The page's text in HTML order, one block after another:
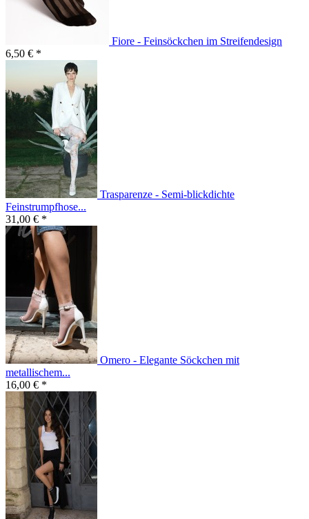
Fiore - Feinsöckchen im Streifendesign
6,50 € *
Trasparenze - Semi-blickdichte
Feinstrumpfhose...
31,00 € *
Omero - Elegante Söckchen mit
metallischem...
16,00 € *